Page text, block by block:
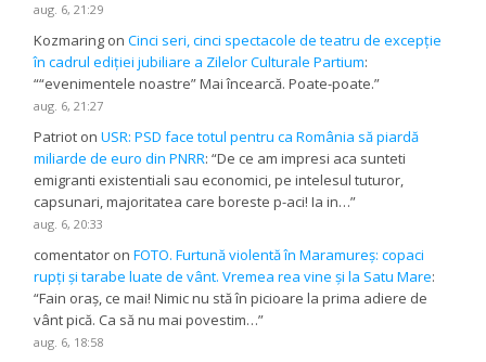
aug. 6, 21:29
Kozmaring onCinci seri, cinci spectacole de teatru de excepție
în cadrul ediției jubiliare a Zilelor Culturale Partium:
““evenimentele noastre” Mai încearcă. Poate-poate.”
aug. 6, 21:27
Patriot onUSR: PSD face totul pentru ca România să piardă
miliarde de euro din PNRR: “De ce am impresi aca sunteti
emigranti existentiali sau economici, pe intelesul tuturor,
capsunari, majoritatea care boreste p-aci! Ia in…”
aug. 6, 20:33
comentator onFOTO. Furtună violentă în Maramureș: copaci
rupți și tarabe luate de vânt. Vremea rea vine și la Satu Mare:
“Fain oraș, ce mai! Nimic nu stă în picioare la prima adiere de
vânt pică. Ca să nu mai povestim…”
aug. 6, 18:58